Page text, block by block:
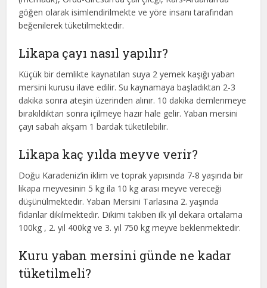
göğen olarak isimlendirilmekte ve yöre insanı tarafından
beğenilerek tüketilmektedir.
Likapa çayı nasıl yapılır?
Küçük bir demlikte kaynatılan suya 2 yemek kaşığı yaban
mersini kurusu ilave edilir. Su kaynamaya başladıktan 2-3
dakika sonra ateşin üzerinden alınır. 10 dakika demlenmeye
bırakıldıktan sonra içilmeye hazır hale gelir. Yaban mersini
çayı sabah akşam 1 bardak tüketilebilir.
Likapa kaç yılda meyve verir?
Doğu Karadeniz’in iklim ve toprak yapısında 7-8 yaşında bir
likapa meyvesinin 5 kg ila 10 kg arası meyve vereceği
düşünülmektedir. Yaban Mersini Tarlasına 2. yaşında
fidanlar dikilmektedir. Dikimi takiben ilk yıl dekara ortalama
100kg , 2. yıl 400kg ve 3. yıl 750 kg meyve beklenmektedir.
Kuru yaban mersini günde ne kadar
tüketilmeli?